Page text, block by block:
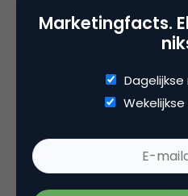
een e-mail. Zo’n bericht
stuk wat een zorgvuldig
Persberichten
Wie-wat-waar in de
zo’n beetje? Nee joh. Wat
dat verplichte,
Marketingfacts.